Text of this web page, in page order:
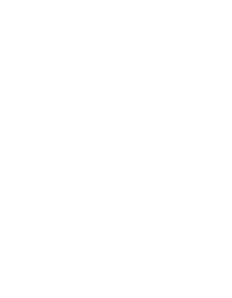
modo non
del Servizio, gli obblighi
consumatori è solo per
oppure, nel caso dei
per uso aziendale
i Servizi in
tutte le leggi e i